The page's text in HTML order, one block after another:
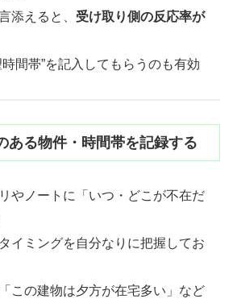
添えると、 受け取り側の反応率が
時間帯”を記入してもらうのも有効
る物件・時間帯を記録する
やノートに「いつ・どこが不在だ
イミングを自分なりに把握してお
この建物は夕方が在宅多い」など